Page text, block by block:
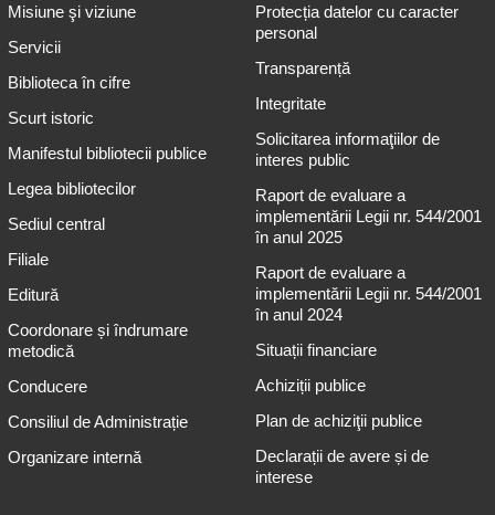
Misiune şi viziune
Servicii
Biblioteca în cifre
Scurt istoric
Manifestul bibliotecii publice
Legea bibliotecilor
Sediul central
Filiale
Editură
Coordonare și îndrumare
metodică
Conducere
Consiliul de Administrație
Organizare internă
Protecția datelor cu caracter
personal
Transparență
Integritate
Solicitarea informaţiilor de
interes public
Raport de evaluare a
implementării Legii nr. 544/2001
în anul 2025
Raport de evaluare a
implementării Legii nr. 544/2001
în anul 2024
Situații financiare
Achiziții publice
Plan de achiziţii publice
Declarații de avere și de
interese